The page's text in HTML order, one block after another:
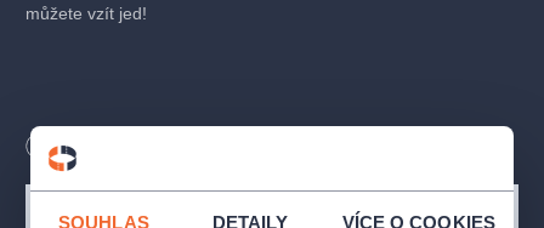
SOUHLAS DETAILY VÍCE O COOKIES
můžete vzít jed!
Inscenace je vhodná pro děti od 6 let.
Délka